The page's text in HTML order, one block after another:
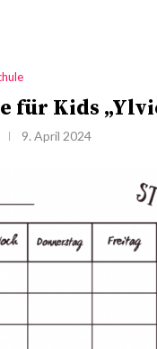
für Kids
9. April 2024